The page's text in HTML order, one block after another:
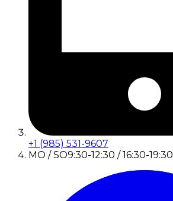
+1 (985) 531-9607
MO / SO9:30-12:30 / 16:30-19:30